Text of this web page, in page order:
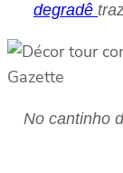
degradê
No cantinho